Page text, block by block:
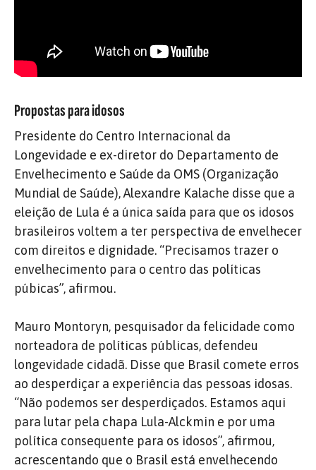
Propostas para idosos
Presidente do Centro Internacional da
Longevidade e ex-diretor do Departamento de
Envelhecimento e Saúde da OMS (Organização
Mundial de Saúde), Alexandre Kalache disse que a
eleição de Lula é a única saída para que os idosos
brasileiros voltem a ter perspectiva de envelhecer
com direitos e dignidade. “Precisamos trazer o
envelhecimento para o centro das políticas
púbicas”, afirmou.
Mauro Montoryn, pesquisador da felicidade como
norteadora de políticas públicas, defendeu
longevidade cidadã. Disse que Brasil comete erros
ao desperdiçar a experiência das pessoas idosas.
“Não podemos ser desperdiçados. Estamos aqui
para lutar pela chapa Lula-Alckmin e por uma
política consequente para os idosos”, afirmou,
acrescentando que o Brasil está envelhecendo